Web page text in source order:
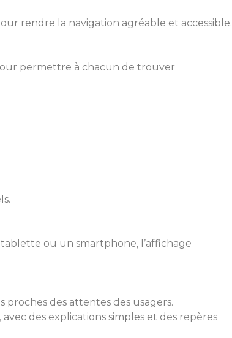
rendre la navigation agréable et accessible.
permettre à chacun de trouver
ou un smartphone, l’affichage
des attentes des usagers.
des explications simples et des repères